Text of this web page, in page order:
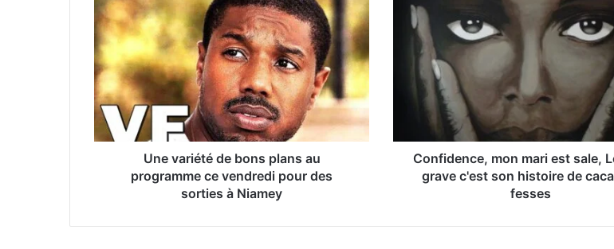
e
a
d
r
e
s
e
l
Une variété de bons plans au
programme ce vendredi pour des
sorties à Niamey
Confidence, mon mari est sale,
grave c'est son histoire de
fesses